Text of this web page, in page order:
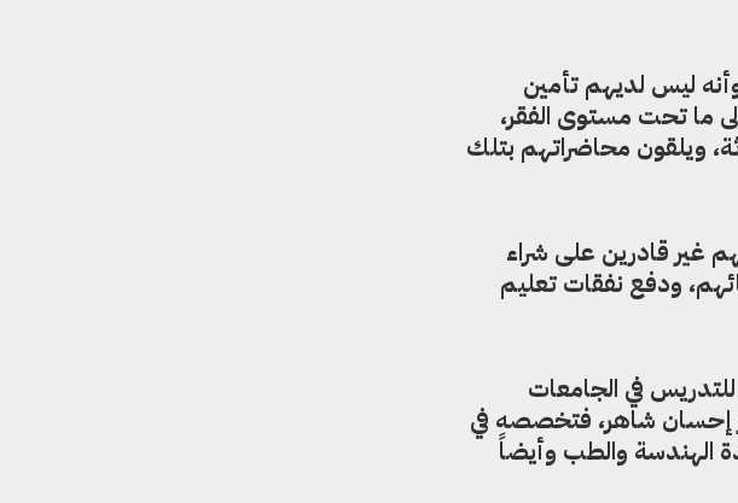
ليس لديهم تأمين
ما تحت مستوى الفقر،
ويلقون محاضراتهم بتلك
غير قادرين على شراء
ودفع نفقات تعليم
في الجامعات
إحسان شاهر، فتخصصه في
الهندسة والطب وأيضاً